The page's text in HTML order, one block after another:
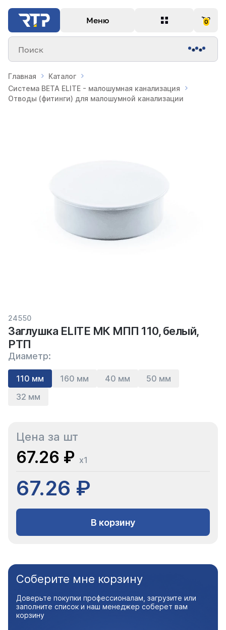
Меню 0
Поиск
Главная
Каталог
Система BETA ELITE - малошумная канализация
Отводы (фитинги) для малошумной канализации
24550
Заглушка ELITE МК МПП 110, белый,
РТП
Диаметр:
110 мм 160 мм 40 мм
50 мм
32 мм
Цена за шт
67.26 ₽ x1
67.26 ₽
В корзину
Соберите мне корзину
Доверьте покупки профессионалам, загрузите или
заполните список и наш менеджер соберет вам
корзину